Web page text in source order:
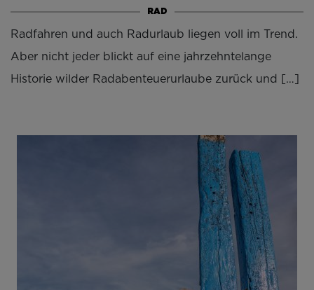
RAD
Radfahren und auch Radurlaub liegen voll im Trend.
Aber nicht jeder blickt auf eine jahrzehntelange
Historie wilder Radabenteuerurlaube zurück und […]